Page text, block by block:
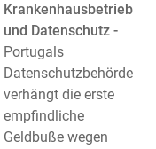
Krankenhausbetrieb
und Datenschutz -
Portugals
Datenschutzbehörde
verhängt die erste
empfindliche
Geldbuße wegen